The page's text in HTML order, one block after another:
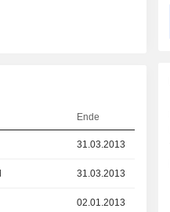
Ende
31.03.2013
31.03.2013
02.01.2013